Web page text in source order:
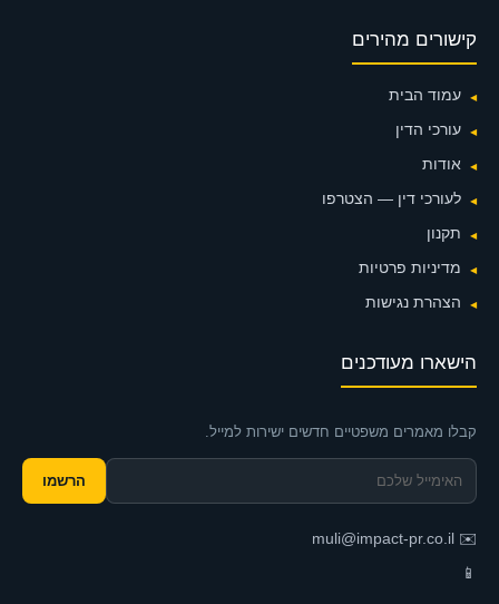
קישורים מהירים
עמוד הבית
עורכי הדין
אודות
לעורכי דין — הצטרפו
תקנון
מדיניות פרטיות
הצהרת נגישות
הישארו מעודכנים
קבלו מאמרים משפטיים חדשים ישירות למייל.
הרשמו
✉️
muli@impact-pr.co.il
📱